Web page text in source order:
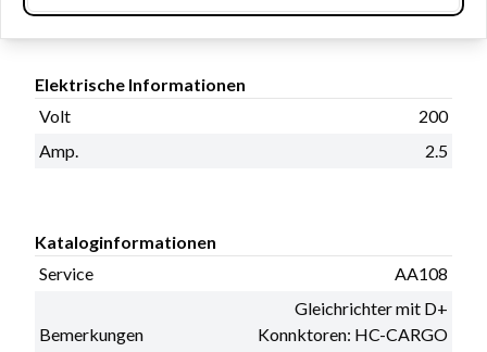
Produktinformationen
Elektrische Informationen
Volt
200
Amp.
2.5
Kataloginformationen
Service
AA108
Bemerkungen
Gleichrichter mit D+
Konnktoren: HC-CARGO